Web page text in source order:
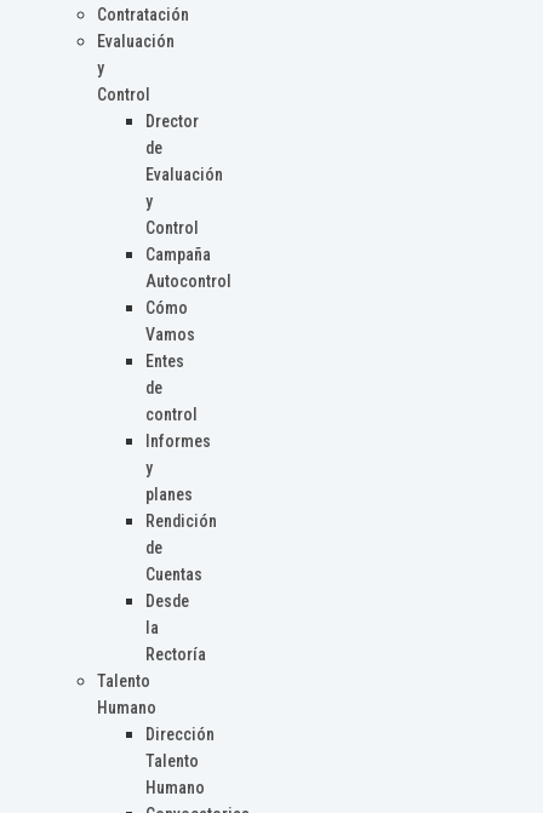
Contratación
Evaluación
y
Control
Drector
de
Evaluación
y
Control
Campaña
Autocontrol
Cómo
Vamos
Entes
de
control
Informes
y
planes
Rendición
de
Cuentas
Desde
la
Rectoría
Talento
Humano
Dirección
Talento
Humano